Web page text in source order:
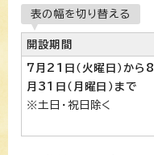
表の幅を切り替える
開設期間
7月21日（火曜日）から8
月31日（月曜日）まで
※土日・祝日除く